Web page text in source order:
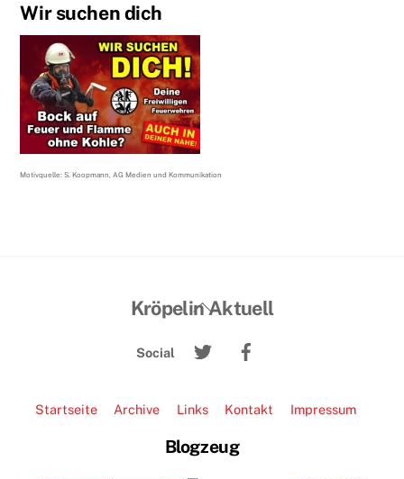
Wir suchen dich
Motivquelle: S. Koopmann, AG Medien und Kommunikation
Back
Top
Kröpelin Aktuell
Social
Twitter
Startseite Archive Links Kontakt Impressum
Blogzeug